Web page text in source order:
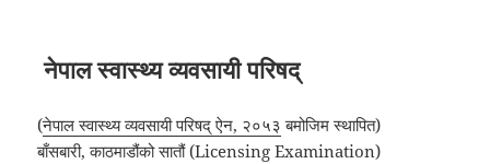
नेपाल स्वास्थ्य व्यवसायी परिषद्
(नेपाल स्वास्थ्य व्यवसायी परिषद् ऐन, २०५३ बमोजिम स्थापित)
बाँसबारी, काठमाडौंको सातौं (Licensing Examination)